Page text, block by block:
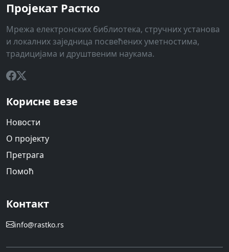
Пројекат Растко
Мрежа електронских библиотека, стручних установа
и локалних заједница посвећених уметностима,
традицијама и друштвеним наукама.
Корисне везе
Новости
О пројекту
Претрага
Помоћ
Контакт
info@rastko.rs